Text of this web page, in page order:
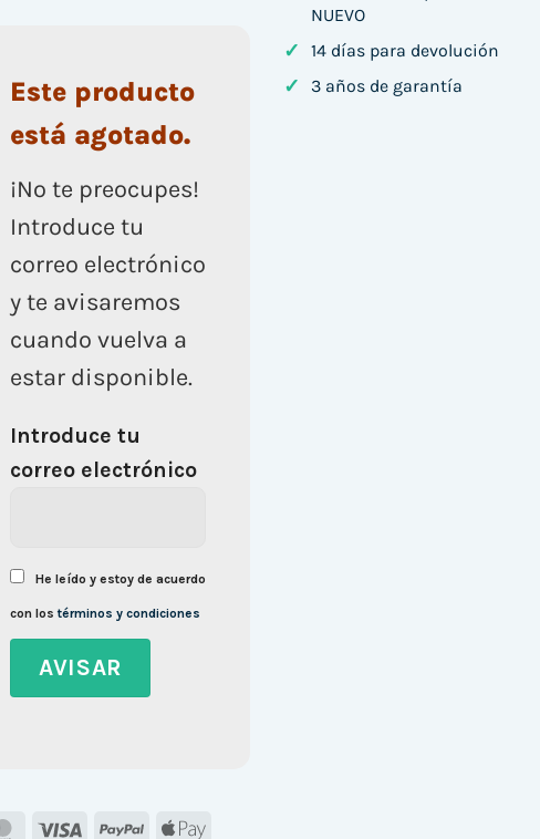
Este producto
está agotado.
¡No te preocupes!
Introduce tu
correo electrónico
y te avisaremos
cuando vuelva a
estar disponible.
Introduce tu
correo electrónico
He leído y estoy de acuerdo
con lostérminos y condiciones
MasterCard
Visa PayPal Apple
NUEVO
✓ 14 días para devolución
✓ 3 años de garantía